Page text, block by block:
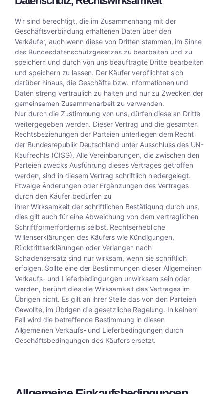
Wir sind berechtigt, die im Zusammenhang mit der
Geschäftsverbindung erhaltenen Daten über den
Verkäufer, auch wenn diese von Dritten stammen, im Sinne
des Bundesdatenschutzgesetzes zu bearbeiten und zu
speichern und durch von uns beauftragte Dritte bearbeiten
und speichern zu lassen. Der Käufer verpflichtet sich
darüber hinaus, die Geschäfte bzw. Informationen und
Daten streng vertraulich zu halten und nur zu Zwecken der
gemeinsamen Zusammenarbeit zu verwenden.
Nur durch die Zustimmung von uns, dürfen diese an Dritte
weitergegeben werden. Dieser Vertrag und die gesamten
Rechtsbeziehungen der Parteien unterliegen dem Recht
der Bundesrepublik Deutschland unter Ausschluss des UN-
Kaufrechts (CISG). Alle Vereinbarungen, die zwischen den
Parteien zwecks Ausführung dieses Vertrages getroffen
werden, sind in diesem Vertrag schriftlich niedergelegt.
Etwaige Änderungen oder Ergänzungen des Vertrages
durch den Käufer bedürfen zu
ihrer Wirksamkeit der schriftlichen Bestätigung durch uns,
dies gilt auch für eine Abweichung von dem vertraglichen
Schriftformerfordernis selbst. Rechtserhebliche
Willenserklärungen des Käufers wie Kündigungen,
Rücktrittserklärungen oder Verlangen nach
Schadensersatz sind nur wirksam, wenn sie schriftlich
erfolgen. Sollte eine der Bestimmungen dieser Allgemeinen
Verkaufs- und Lieferbedingungen unwirksam sein oder
werden, berührt dies die Wirksamkeit des Vertrages im
Übrigen nicht. Es gilt an ihrer Stelle das von den Parteien
Gewollte, im Übrigen die gesetzliche Regelung. In keinem
Fall wird die betreffende Bestimmung in diesen
Allgemeinen Verkaufs- und Lieferbedingungen durch
Geschäftsbedingungen des Käufers ersetzt.